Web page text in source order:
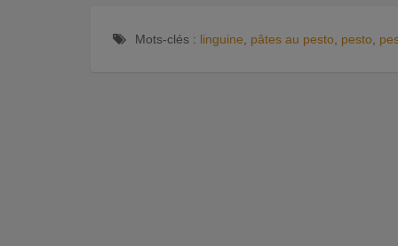
Mots-clés : linguine pâtes au pesto pesto